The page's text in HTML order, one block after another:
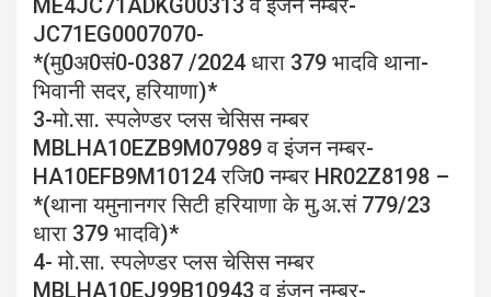
JC71EG0007070-
*(मु0अ0सं0-0387 /2024 धारा 379 भादवि थाना-
भिवानी सदर, हरियाणा)*
3-मो.सा. स्पलेण्डर प्लस चेसिस नम्बर
MBLHA10EZB9M07989 व इंजन नम्बर-
HA10EFB9M10124 रजि0 नम्बर HR02Z8198 –
*(थाना यमुनानगर सिटी हरियाणा के मु.अ.सं 779/23
धारा 379 भादवि)*
4- मो.सा. स्पलेण्डर प्लस चेसिस नम्बर
MBLHA10EJ99B10943 व इंजन नम्बर-